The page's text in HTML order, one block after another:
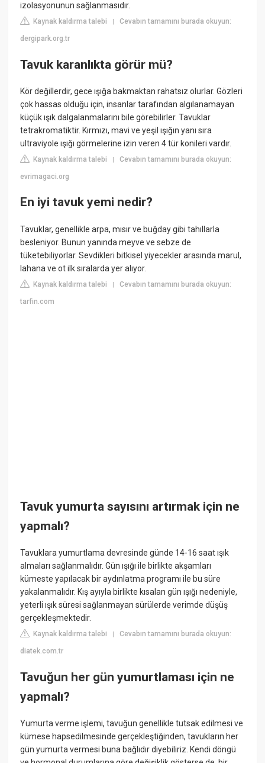
izolasyonunun sağlanmasıdır.
Kaynak kaldırma talebi |Cevabın tamamını burada okuyun:
dergipark.org.tr
Tavuk karanlıkta görür mü?
Kör değillerdir, gece ışığa bakmaktan rahatsız olurlar. Gözleri
çok hassas olduğu için, insanlar tarafından algılanamayan
küçük ışık dalgalanmalarını bile görebilirler. Tavuklar
tetrakromatiktir. Kırmızı, mavi ve yeşil ışığın yanı sıra
ultraviyole ışığı görmelerine izin veren 4 tür konileri vardır.
Kaynak kaldırma talebi |Cevabın tamamını burada okuyun:
evrimagaci.org
En iyi tavuk yemi nedir?
Tavuklar, genellikle arpa, mısır ve buğday gibi tahıllarla
besleniyor. Bunun yanında meyve ve sebze de
tüketebiliyorlar. Sevdikleri bitkisel yiyecekler arasında marul,
lahana ve ot ilk sıralarda yer alıyor.
Kaynak kaldırma talebi |Cevabın tamamını burada okuyun:
tarfin.com
Tavuk yumurta sayısını artırmak için ne
yapmalı?
Tavuklara yumurtlama devresinde günde 14-16 saat ışık
almaları sağlanmalıdır. Gün ışığı ile birlikte akşamları
kümeste yapılacak bir aydınlatma programı ile bu süre
yakalanmalıdır. Kış ayıyla birlikte kısalan gün ışığı nedeniyle,
yeterli ışık süresi sağlanmayan sürülerde verimde düşüş
gerçekleşmektedir.
Kaynak kaldırma talebi |Cevabın tamamını burada okuyun:
diatek.com.tr
Tavuğun her gün yumurtlaması için ne
yapmalı?
Yumurta verme işlemi, tavuğun genellikle tutsak edilmesi ve
kümese hapsedilmesinde gerçekleştiğinden, tavukların her
gün yumurta vermesi buna bağlıdır diyebiliriz. Kendi döngü